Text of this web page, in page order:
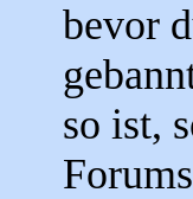
bevor
so ist,